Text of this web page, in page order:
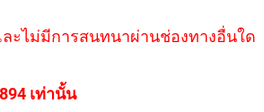
ะไม่มีการสนทนาผ่านช่องทางอื่นใด
เท่านั้น